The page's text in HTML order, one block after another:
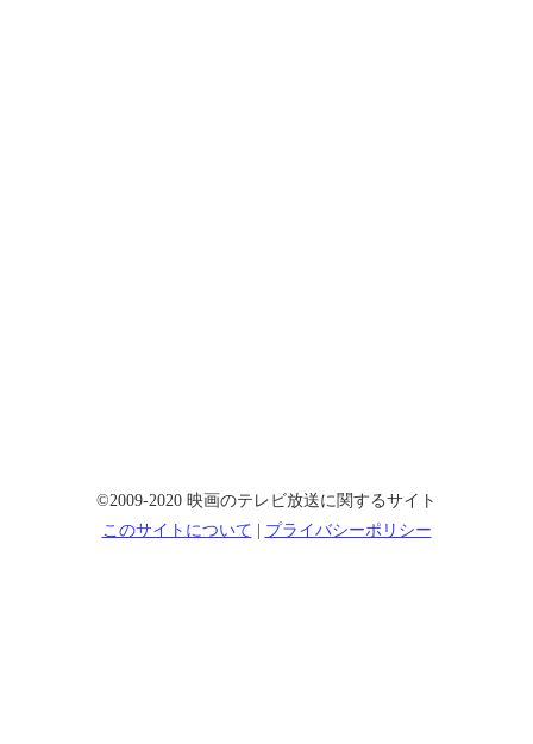
©2009-2020 映画のテレビ放送に関するサイト
このサイトについて
プライバシーポリシー